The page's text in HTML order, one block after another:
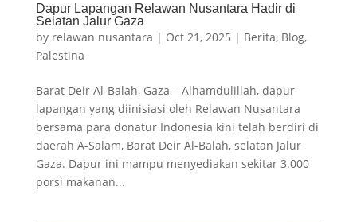
Dapur Lapangan Relawan Nusantara Hadir di
Selatan Jalur Gaza
by relawan nusantara | Oct 21, 2025 | Berita, Blog,
Palestina
Barat Deir Al-Balah, Gaza – Alhamdulillah, dapur
lapangan yang diinisiasi oleh Relawan Nusantara
bersama para donatur Indonesia kini telah berdiri di
daerah A-Salam, Barat Deir Al-Balah, selatan Jalur
Gaza. Dapur ini mampu menyediakan sekitar 3.000
porsi makanan...